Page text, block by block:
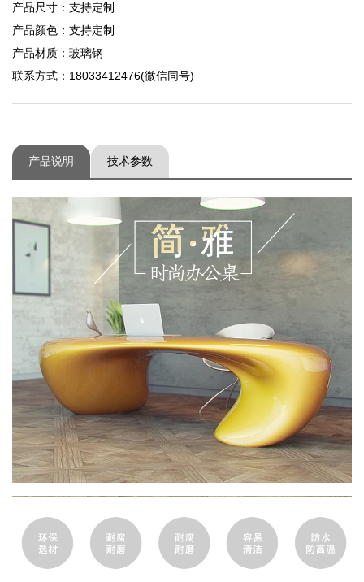
产品尺寸：支持定制
产品颜色：支持定制
产品材质：玻璃钢
联系方式：18033412476(微信同号)
产品说明 技术参数